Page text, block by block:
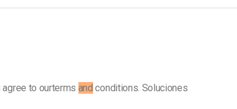
to ourterms and conditions. Soluciones